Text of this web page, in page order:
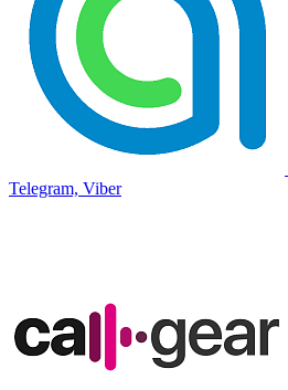
Telegram, Viber